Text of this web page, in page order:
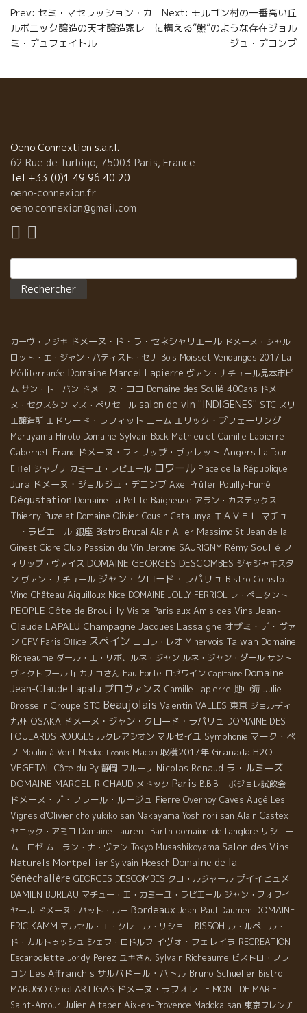
o
k
r
e
Navigation
de
Prev: セミ・マセラッション・カ
ルボニック醸造の天才醸造家レ
ミ・デュフェイトル
Next: モルゴン村の一番高い丘
に構える“熊”のような存在ジョル
ジュ・デコンブ
Oeno Connextion s.a.r.l.
62 Rue de Turbigo, 75003 Paris, France
Tel +33 (0)1 49 96 40 20
oeno-connexion.fr
oeno.connexion@gmail.com
カーヴ・フジキ ドメーヌ・ド・ラ・セネシャリエール ドメーヌ・シャル
ロット・エ・ジャン・バティスト・セナ Bois Moisset Vendanges 2017 La
Méditerranée Domaine Marcel Lapierre ヴァン・ナチュール見本市ビ
ム サン・トーバン ドメーヌ・ヨヨ Domaine des Soulié 400ans ドメー
ヌ・セクスタン マス・ぺリセール salon de vin ''INDIGENES'' STC スリ
エ醸造所 エドワード・ラフィット ニーム エリック・プフェーリング
Maruyama Hiroto Domaine Sylvain Bock Mathieu et Camille Lapierre
Cabernet-Franc ドメーヌ・フィリップ・ヴァレット Angers La Tour
Eiffel シャブリ カミーユ・ラピエール ロワール Place de la République
Jura ドメーヌ・ジョルジュ・デコンブ Axel Prüfer Pouilly-Fumé
Dégustation Domaine La Petite Baigneuse アラン・カステックス
Thierry Puzelat Domaine Olivier Cousin Catalunya ＴＡＶＥＬ
マチュ
ー・ラピエール 銀座 Bistro Brutal Alain Allier Massimo St Jean de la
Ginest Cidre Club Passion du Vin Jerome SAURIGNY Rémy Soulié フ
ィリップ・ヴァイス DOMAINE GEORGES DESCOMBES ジャジャキスタ
ン ヴァン・ナチュール ジャン・クロード・ラパリュ Bistro Coinstot
Vino Château Aiguilloux Nice DOMAINE JOLLY FERRIOL レ・ぺニタント
PEOPLE Côte de Brouilly Visite Paris aux Amis des Vins Jean-
Claude LAPALU Champagne Jacques Lassaigne オザミ・デ・ヴァ
ン CPV Paris Office スペイン ニコラ・レオ Minervois Taiwan Domaine
Richeaume ダール・エ・リボ、ルネ・ジャン ルネ・ジャン・ダール サント
ヴィクトワール山 カナコさん Eau Forte ロゼワイン Capitaine Domaine
Jean-Claude Lapalu プロヴァンス Camille Lapierre 地中海 Julie
Brosselin Groupe STC Beaujolais Valentin VALLES 東京 ジョルディ
九州 OSAKA ドメーヌ・ジャン・クロード・ラパリュ DOMAINE DES
FOULARDS ROUGES ルクレアシオン マルセイユ Symphonie マーク・ペ
ノ Moulin à Vent Medoc Leonis Macon 収穫2017年 Granada H2O
VEGETAL Côte du Py 静岡 フルーリ Nicolas Renaud ラ・ルミーズ
DOMAINE MARCEL RICHAUD メドック Paris B.B.B. ボジョレ試飲会
ドメーヌ・デ・フラール・ルージュ Pierre Overnoy Caves Augé Les
Vignes d'Olivier cho yukiko san Nakayama Yoshinori san Alain Castex
ヤニック・アミロ Domaine Laurent Barth domaine de l'anglore リショー
ム ロゼ ムーラン・ナ・ヴァン Tokyo Musashikoyama Salon des Vins
Naturels Montpellier Sylvain Hoesch Domaine de la
Sénèchalière GEORGES DESCOMBES クロ・ルジャール プイイヒュメ
DAMIEN BUREAU マチュー・エ・カミーユ・ラピエール ジャン・フォワイ
ヤール ドメーヌ・パット・ルー Bordeaux Jean-Paul Daumen DOMAINE
ERIC KAMM マルセル・エ・クレール・リショー BISSOH ル・ルペール・
ド・カルトゥッシュ シェフ・ロドルフ イヴォ・フェレイラ RECREATION
Escarpolette Jordy Perez ユキさん Sylvain Richeaume ビストロ・フラ
コン Les Affranchis サルバドール・バトル Bruno Schueller Bistro
MARUGO Oriol ARTIGAS ドメーヌ・ラフォレ LE MONT DE MARIE
Saint-Amour Julien Altaber Aix-en-Provence Madoka san 東京フレンチ